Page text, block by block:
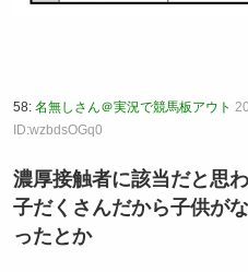
58: 名無しさん＠実況で競馬板アウト
ID:wzbdsOGq0
濃厚接触者に該当だと思
子だくさんだから子供が
ったとか